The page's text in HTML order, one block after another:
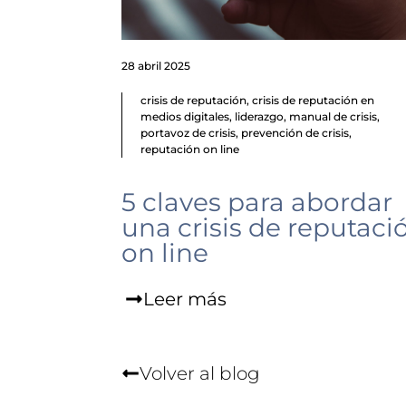
28 abril 2025
crisis de reputación,crisis de reputación en
medios digitales, liderazgo, manual de crisis,
portavoz de crisis, prevención de crisis,
reputación on line
5 claves para abordar
una crisis de
on line
Leer más
Volver al blog